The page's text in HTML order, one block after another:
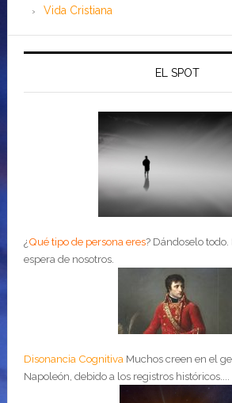
Vida Cristiana
EL SPOT
¿Qué tipo de persona eres? Dándoselo todo.
espera de nosotros.
Disonancia Cognitiva Muchos creen en el
Napoleón, debido a los registros históricos....